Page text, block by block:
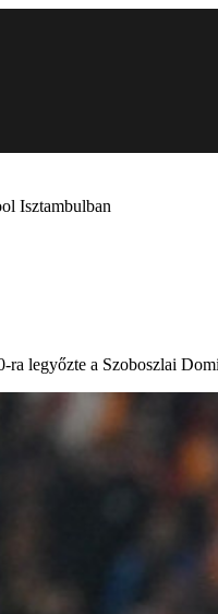
Isztambulban
ra legyőzte a Szoboszlai